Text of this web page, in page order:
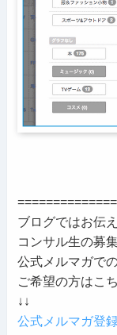
ブログではお伝
コンサル生の募
公式メルマガで
ご希望の方はこ
↓↓
公式メルマガ登